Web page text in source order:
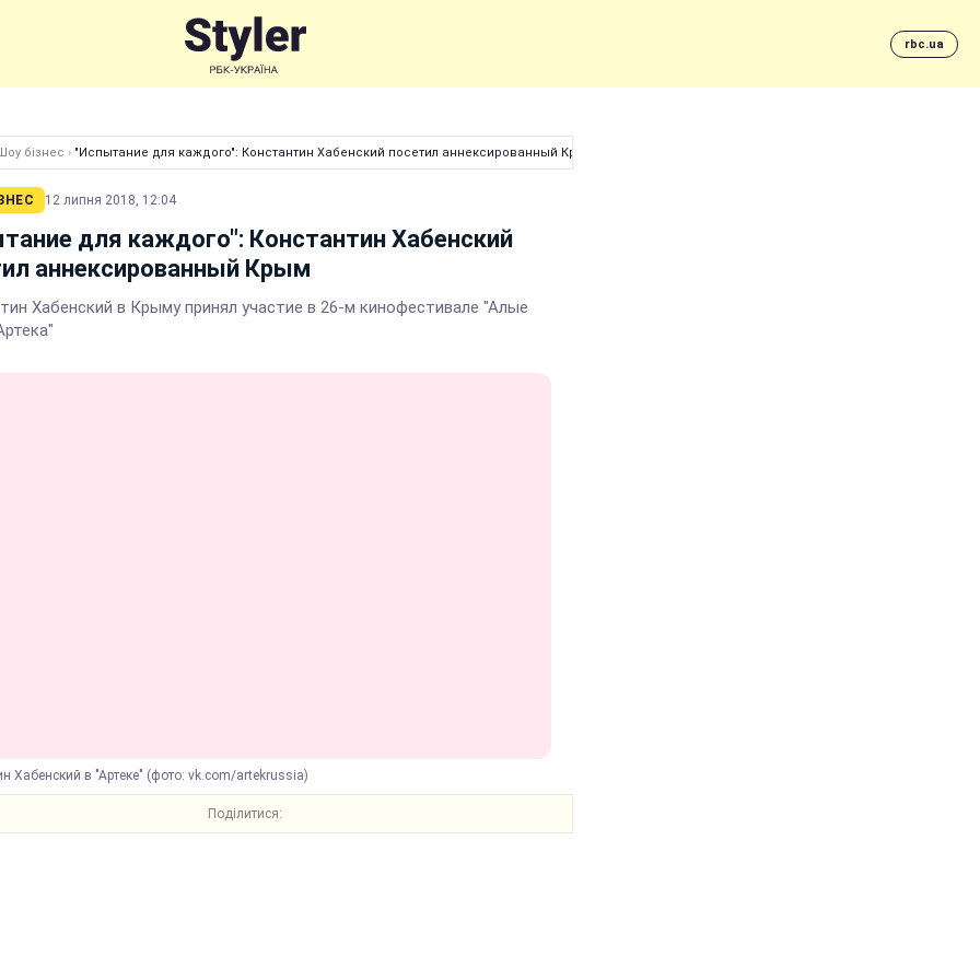
rbc.ua
бізнес › "Испытание для каждого": Константин Хабенский посетил аннексированный Крым
12 липня 2018, 12:04
для каждого": Константин Хабенский
аннексированный Крым
Хабенский в Крыму принял участие в 26-м кинофестивале "Алые
Хабенский в "Артеке" (фото: vk.com/artekrussia)
Поділитися: